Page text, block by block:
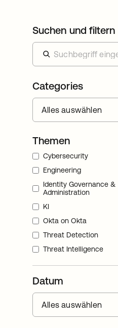
Suchen und filtern
Categories
Themen
Cybersecurity
Engineering
Identity Governance &
Administration
KI
Okta on Okta
Threat Detection
Threat Intelligence
Datum